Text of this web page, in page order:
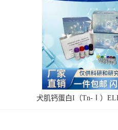
犬肌钙蛋白I（Tn-Ⅰ）